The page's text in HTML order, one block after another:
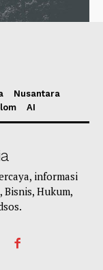
Nusantara
AI
informasi
Hukum,